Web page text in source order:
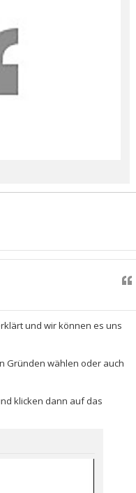
Zitat
und wir können es uns
Gründen wählen oder auch
klicken dann auf das